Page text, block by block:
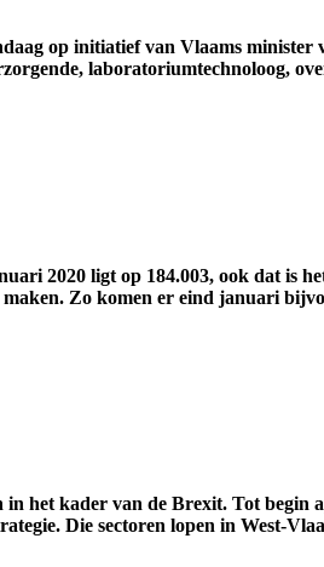
op initiatief van Vlaams
laboratoriumtechnoloog,
2020 ligt op 184.003, ook dat is
Zo komen er eind januari
het kader van de Brexit. Tot begin
Die sectoren lopen in West-